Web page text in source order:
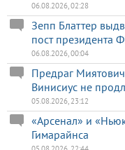
06.08.2026, 02:28
Зепп Блаттер
пост президента
06.08.2026, 00:04
Предраг
Винисиус не
05.08.2026, 23:12
«Арсенал» и
Гимарайнса